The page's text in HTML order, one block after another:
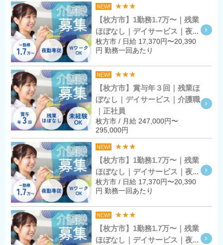
NEW! ★★★
【枚方市】1勤務1.7万〜｜残業
ほぼなし｜デイサービス｜夜...
枚方市 / 日給 17,370円〜20,390
円 勤務一回あたり
NEW! ★★★
【枚方市】賞与年３回｜残業ほ
ぼなし｜デイサービス｜介護職
｜正社員
枚方市 / 月給 247,000円〜
295,000円
NEW! ★★★
【枚方市】1勤務1.7万〜｜残業
ほぼなし｜デイサービス｜夜...
枚方市 / 日給 17,370円〜20,390
円 勤務一回あたり
NEW! ★★★
【枚方市】1勤務1.7万〜｜残業
ほぼなし｜デイサービス｜夜...